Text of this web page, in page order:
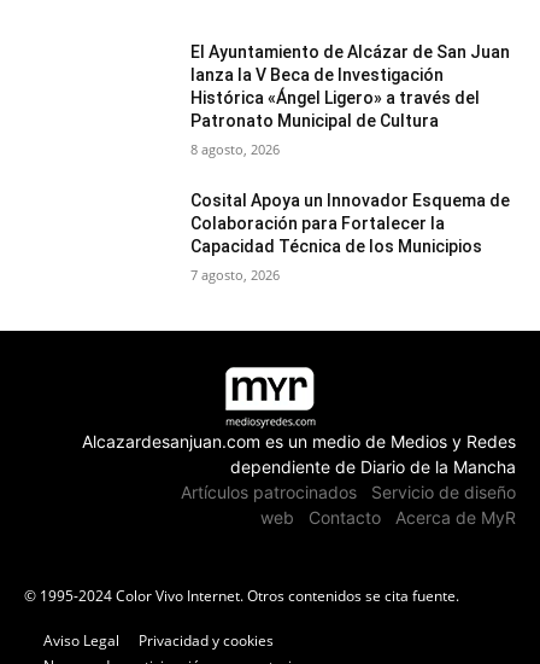
El Ayuntamiento de Alcázar de San Juan
lanza la V Beca de Investigación
Histórica «Ángel Ligero» a través del
Patronato Municipal de Cultura
8 agosto, 2026
Cosital Apoya un Innovador Esquema de
Colaboración para Fortalecer la
Capacidad Técnica de los Municipios
7 agosto, 2026
Alcazardesanjuan.com es un medio de Medios y Redes
dependiente de Diario de la Mancha
Artículos patrocinados
Servicio de diseño
web
Contacto Acerca de MyR
© 1995-2024 Color Vivo Internet. Otros contenidos se cita fuente.
Aviso Legal
Privacidad y cookies